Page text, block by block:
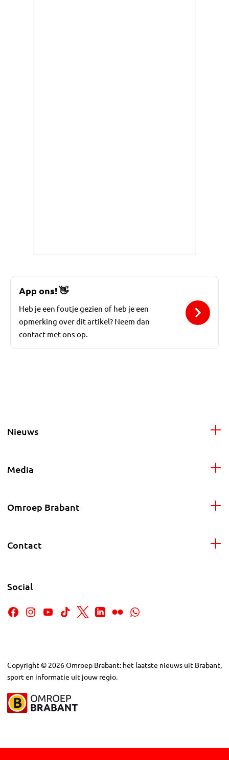
App ons!👋
Heb je een foutje gezien of heb je een
opmerking over dit artikel? Neem dan
contact met ons op.
Nieuws
Media
Omroep Brabant
Contact
Social
Copyright © 2026Omroep Brabant: het laatste nieuws uit Brabant,
sport en informatie uit jouw regio.